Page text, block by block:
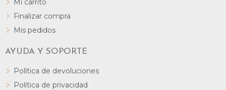
Mi carrito
Finalizar compra
Mis pedidos
AYUDA Y SOPORTE
Política de devoluciones
Política de privacidad